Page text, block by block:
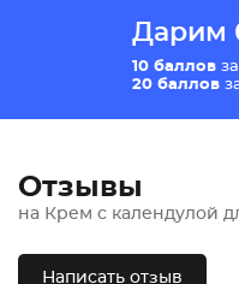
Дарим
10 баллов
20 баллов
Отзывы
на Крем с календулой
Написать отзыв